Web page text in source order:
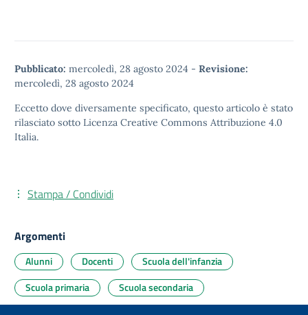
Pubblicato: mercoledì, 28 agosto 2024 - Revisione:
mercoledì, 28 agosto 2024
Eccetto dove diversamente specificato, questo articolo è stato
rilasciato sotto Licenza Creative Commons Attribuzione 4.0
Italia.
Stampa / Condividi
Argomenti
Alunni Docenti
Scuola dell'infanzia
Scuola primaria
Scuola secondaria